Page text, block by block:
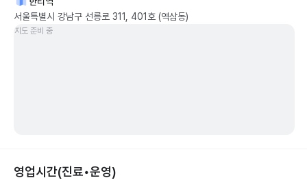
서울특별시 강남구 선릉로 311, 401호 (역삼동)
지도 준비 중
영업시간(진료•운영)